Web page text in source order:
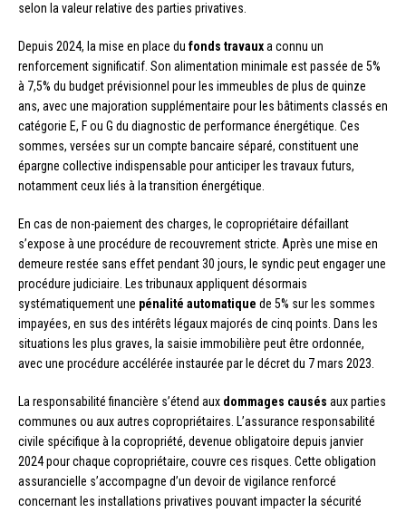
selon la valeur relative des parties privatives.
Depuis 2024, la mise en place du fonds travauxa connu un
renforcement significatif. Son alimentation minimale est passée de 5%
à 7,5% du budget prévisionnel pour les immeubles de plus de quinze
ans, avec une majoration supplémentaire pour les bâtiments classés en
catégorie E, F ou G du diagnostic de performance énergétique. Ces
sommes, versées sur un compte bancaire séparé, constituent une
épargne collective indispensable pour anticiper les travaux futurs,
notamment ceux liés à la transition énergétique.
En cas de non-paiement des charges, le copropriétaire défaillant
s’expose à une procédure de recouvrement stricte. Après une mise en
demeure restée sans effet pendant 30 jours, le syndic peut engager une
procédure judiciaire. Les tribunaux appliquent désormais
systématiquement une pénalité automatique de 5% sur les sommes
impayées, en sus des intérêts légaux majorés de cinq points. Dans les
situations les plus graves, la saisie immobilière peut être ordonnée,
avec une procédure accélérée instaurée par le décret du 7 mars 2023.
La responsabilité financière s’étend aux dommages causés aux parties
communes ou aux autres copropriétaires. L’assurance responsabilité
civile spécifique à la copropriété, devenue obligatoire depuis janvier
2024 pour chaque copropriétaire, couvre ces risques. Cette obligation
assurancielle s’accompagne d’un devoir de vigilance renforcé
concernant les installations privatives pouvant impacter la sécurité